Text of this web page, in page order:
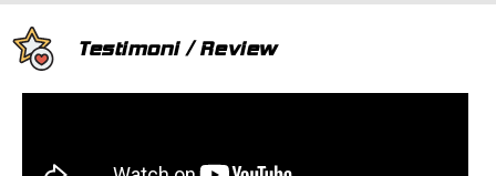
Testimoni / Review